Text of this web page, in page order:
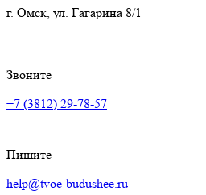
г. Омск, ул. Гагарина 8/1
Звоните
+7 (3812) 29-78-57
Пишите
help@tvoe-budushee.ru